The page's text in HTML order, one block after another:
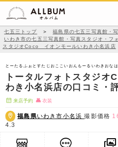
七五三トップ ＞ 福島県の七五三写真館・
いわき市の七五三写真館・写真スタジオ・フ
スタジオCoco イオンモールいわき小名浜店
とーたるふぉとすたじおここいおんもーるいわきおなは
トータルフォトスタジ
わき小名浜店の口コミ・
来店予約 衣装
福島県いわき市小名浜撮影価格
4.3